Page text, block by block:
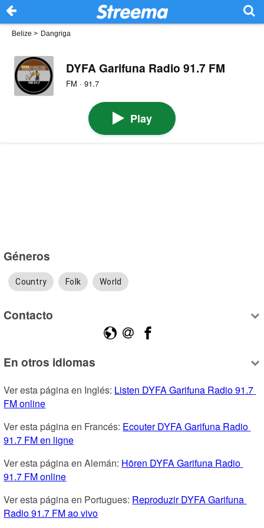
Belize > Dangriga
DYFA Garifuna Radio 91.7 FM
FM · 91.7
Play
Géneros
Country Folk World
Contacto
En otros idiomas
Ver esta página en Inglés: Listen DYFA Garifuna Radio 91.7
FM online
Ver esta página en Francés: Ecouter DYFA Garifuna Radio
91.7 FM en ligne
Ver esta página en Alemán: Hören DYFA Garifuna Radio
91.7 FM online
Ver esta página en Portugues: Reproduzir DYFA Garifuna
Radio 91.7 FM ao vivo